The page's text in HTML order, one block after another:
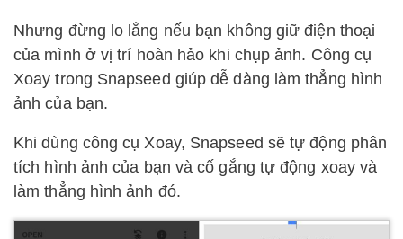
Nhưng đừng lo lắng nếu bạn không giữ điện thoại
của mình ở vị trí hoàn hảo khi chụp ảnh. Công cụ
Xoay trong Snapseed giúp dễ dàng làm thẳng hình
ảnh của bạn.
Khi dùng công cụ Xoay, Snapseed sẽ tự động phân
tích hình ảnh của bạn và cố gắng tự động xoay và
làm thẳng hình ảnh đó.